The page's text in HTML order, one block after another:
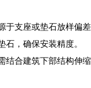
支座或垫石放样偏
，确保安装精度。
合建筑下部结构伸